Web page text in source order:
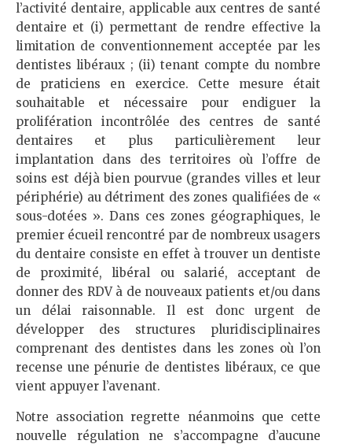
l’activité dentaire, applicable aux centres de santé
dentaire et (i) permettant de rendre effective la
limitation de conventionnement acceptée par les
dentistes libéraux ; (ii) tenant compte du nombre
de praticiens en exercice. Cette mesure était
souhaitable et nécessaire pour endiguer la
prolifération incontrôlée des centres de santé
dentaires et plus particulièrement leur
implantation dans des territoires où l’offre de
soins est déjà bien pourvue (grandes villes et leur
périphérie) au détriment des zones qualifiées de «
sous-dotées ». Dans ces zones géographiques, le
premier écueil rencontré par de nombreux usagers
du dentaire consiste en effet à trouver un dentiste
de proximité, libéral ou salarié, acceptant de
donner des RDV à de nouveaux patients et/ou dans
un délai raisonnable. Il est donc urgent de
développer des structures pluridisciplinaires
comprenant des dentistes dans les zones où l’on
recense une pénurie de dentistes libéraux, ce que
vient appuyer l’avenant.
Notre association regrette néanmoins que cette
nouvelle régulation ne s’accompagne d’aucune